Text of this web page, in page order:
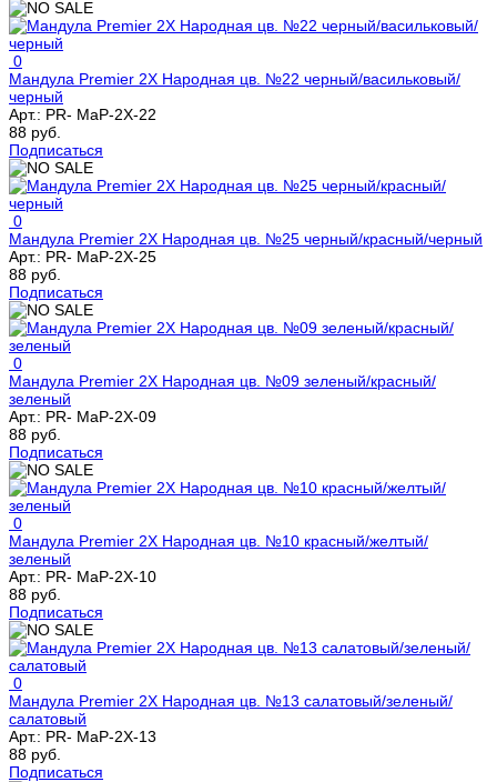
0
Мандула Premier 2Х Народная цв. №22 черный/васильковый/
черный
Арт.: PR- MaP-2X-22
88 руб.
Подписаться
0
Мандула Premier 2Х Народная цв. №25 черный/красный/черный
Арт.: PR- MaP-2X-25
88 руб.
Подписаться
0
Мандула Premier 2Х Народная цв. №09 зеленый/красный/
зеленый
Арт.: PR- MaP-2X-09
88 руб.
Подписаться
0
Мандула Premier 2Х Народная цв. №10 красный/желтый/
зеленый
Арт.: PR- MaP-2X-10
88 руб.
Подписаться
0
Мандула Premier 2Х Народная цв. №13 салатовый/зеленый/
салатовый
Арт.: PR- MaP-2X-13
88 руб.
Подписаться